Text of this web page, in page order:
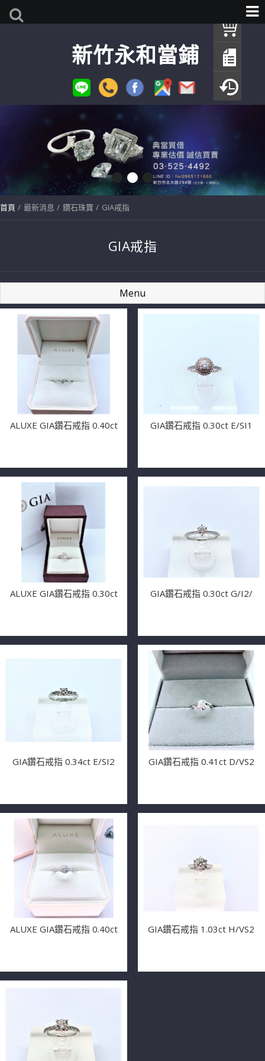
新竹永和當鋪
首頁 最新消息 鑽石珠寶 GIA戒指
GIA戒指
Menu
ALUXE GIA鑽石戒指 0.40ct GIA鑽石戒指 0.30ct E/SI1
ALUXE GIA鑽石戒指 0.30ct GIA鑽石戒指 0.30ct G/I2/
GIA鑽石戒指 0.34ct E/SI2 GIA鑽石戒指 0.41ct D/VS2
ALUXE GIA鑽石戒指 0.40ct GIA鑽石戒指 1.03ct H/VS2